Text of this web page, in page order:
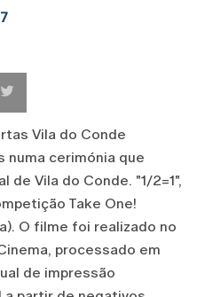
Vila do Conde
numa cerimónia que
de Vila do Conde. "1/2=1",
Take One!
O filme foi realizado no
processado em
de impressão